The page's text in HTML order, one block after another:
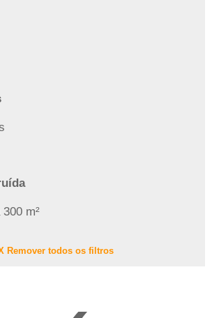
m²
Remover todos os filtros